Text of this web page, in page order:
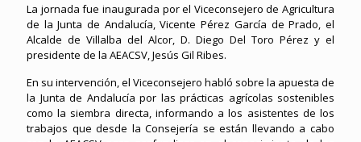
La jornada fue inaugurada por el Viceconsejero de Agricultura
de la Junta de Andalucía, Vicente Pérez García de Prado, el
Alcalde de Villalba del Alcor, D. Diego Del Toro Pérez y el
presidente de la AEACSV, Jesús Gil Ribes.
En su intervención, el Viceconsejero habló sobre la apuesta de
la Junta de Andalucía por las prácticas agrícolas sostenibles
como la siembra directa, informando a los asistentes de los
trabajos que desde la Consejería se están llevando a cabo